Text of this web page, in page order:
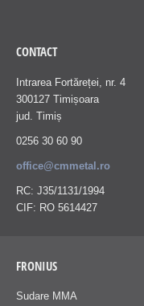
CONTACT
Intrarea Fortăreței, nr. 4
300127 Timișoara
jud. Timiș
0256 30 60 90
office@cmmetal.ro
RC: J35/1131/1994
CIF: RO 5614427
FRONIUS
Sudare MMA